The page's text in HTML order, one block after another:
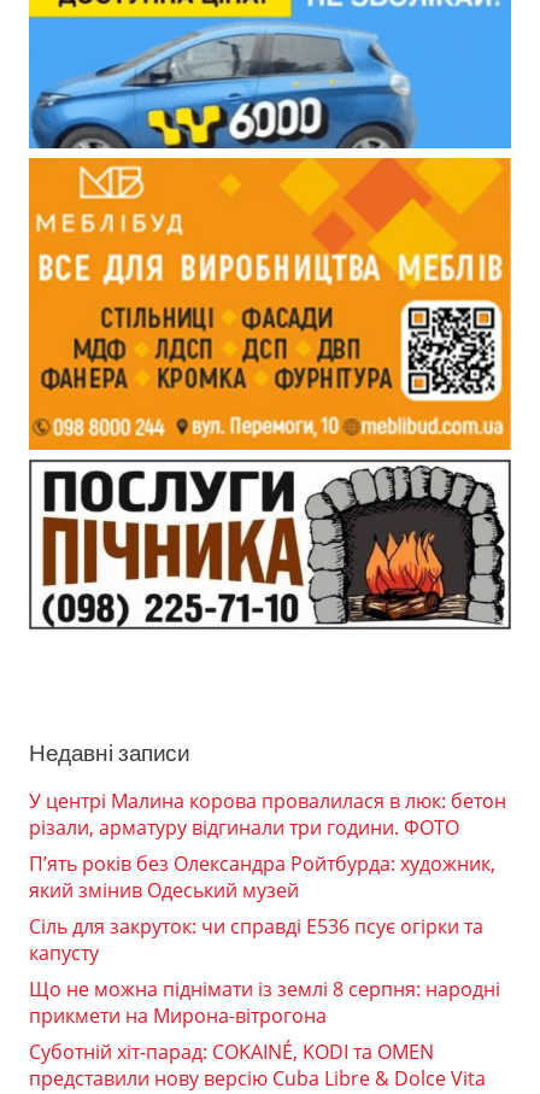
Недавні записи
У центрі Малина корова провалилася в люк: бетон
різали, арматуру відгинали три години. ФОТО
П’ять років без Олександра Ройтбурда: художник,
який змінив Одеський музей
Сіль для закруток: чи справді Е536 псує огірки та
капусту
Що не можна піднімати із землі 8 серпня: народні
прикмети на Мирона-вітрогона
Суботній хіт-парад: COKAINÉ, KODI та OMEN
представили нову версію Cuba Libre & Dolce Vita